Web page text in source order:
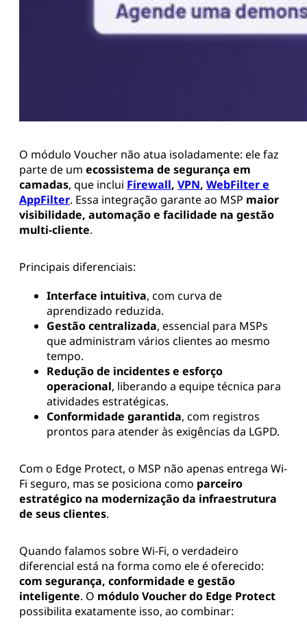
O módulo Voucher não atua isoladamente: ele faz
parte de um ecossistema de segurança em
camadas, que inclui Firewall, VPN, WebFilter e
AppFilter. Essa integração garante ao MSP maior
visibilidade, automação e facilidade na gestão
multi-cliente.
Principais diferenciais:
Interface intuitiva, com curva de
aprendizado reduzida.
Gestão centralizada, essencial para MSPs
que administram vários clientes ao mesmo
tempo.
Redução de incidentes e esforço
operacional, liberando a equipe técnica para
atividades estratégicas.
Conformidade garantida, com registros
prontos para atender às exigências da LGPD.
Com o Edge Protect, o MSP não apenas entrega Wi-
Fi seguro, mas se posiciona como parceiro
estratégico na modernização da infraestrutura
de seus clientes.
Quando falamos sobre Wi-Fi, o verdadeiro
diferencial está na forma como ele é oferecido:
com segurança, conformidade e gestão
inteligente. O módulo Voucher do Edge Protect
possibilita exatamente isso, ao combinar: